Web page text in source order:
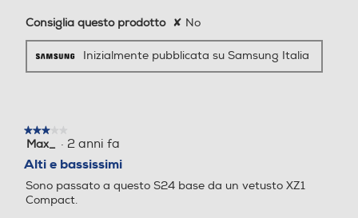
Classe di riparabilità
Classe di affidabilità in caso di caduta libera (1 metro)
Classe affidabilità caduta libera A
Indice di protezione - IP
Megapixel fotocamera fron
Megapixel fotocamera fron
Capacità di memoria-GB
Consiglia questo prodotto ✘ No
Inizialmente pubblicata su Samsung Italia
★★★★★
★★★★★
3
stelle.
Max_ · 2 anni fa
Alti e bassissimi
Sono passato a questo S24 base da un vetusto XZ1
Compact.